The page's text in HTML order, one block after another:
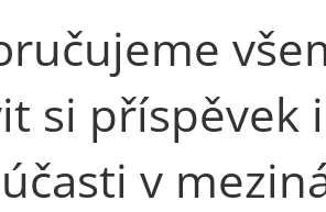
si příspěvek
v